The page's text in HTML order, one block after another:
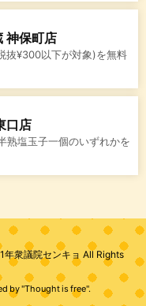
神保町店
抜¥300以下が対象)を無料
口店
熟塩玉子一個のいずれかを
衆議院センキョ All Rights
by "Thought is free".